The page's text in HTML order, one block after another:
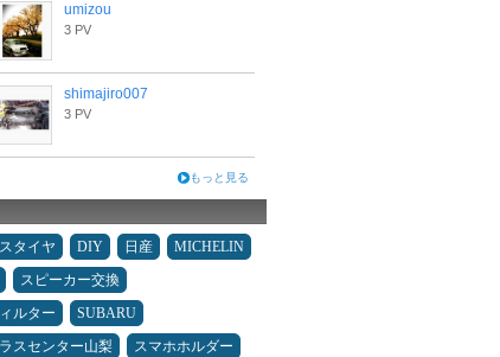
umizou
3 PV
shimajiro007
3 PV
もっと見る
タイヤ DIY 日産
MICHELIN
スピーカー交換
ルター
SUBARU
スセンター山梨
スマホホルダー